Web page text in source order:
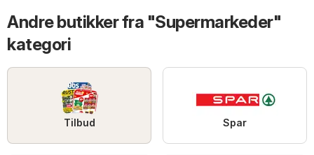
Andre butikker fra "Supermarkeder"
kategori
Tilbud Spar